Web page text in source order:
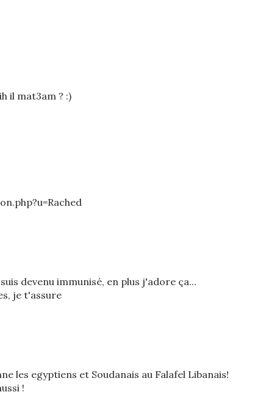
il mat3am ? :)
devenu immunisé, en plus j'adore ça...
je t'assure
les egyptiens et Soudanais au Falafel Libanais!
!